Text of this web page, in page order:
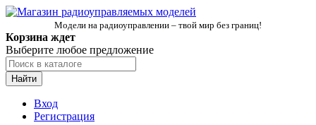
Модели на радиоуправлении – твой мир без границ!
Корзина ждет
Выберите любое предложение
Найти
Вход
Регистрация